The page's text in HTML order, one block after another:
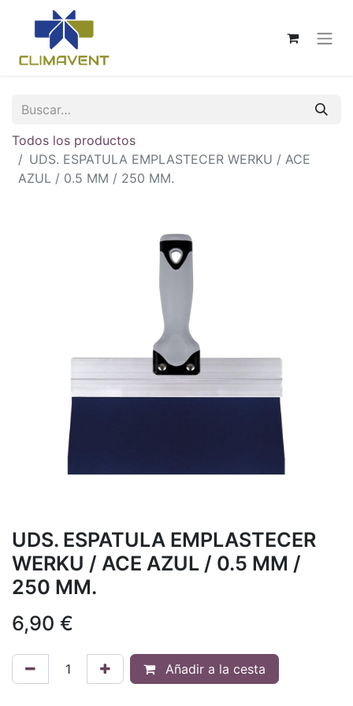
Todos los productos
UDS. ESPATULA EMPLASTECER WERKU / ACE
AZUL / 0.5 MM / 250 MM.
UDS. ESPATULA EMPLASTECER
WERKU / ACE AZUL / 0.5 MM /
250 MM.
6,90 €
Añadir a la cesta